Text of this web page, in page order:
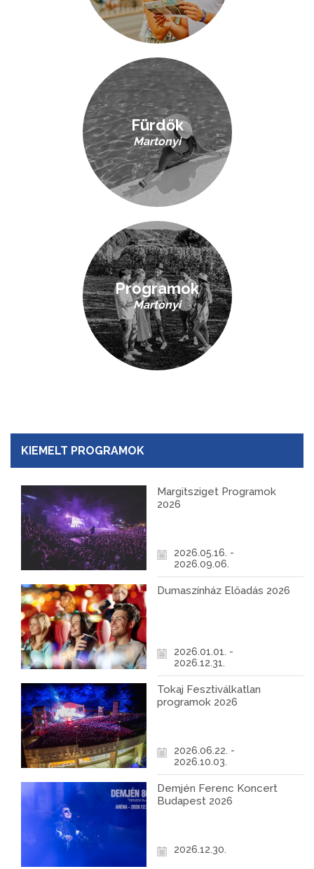
KIEMELT PROGRAMOK
Margitsziget Programok
2026
2026.05.16. -
2026.09.06.
Dumaszínház Előadás 2026
2026.01.01. -
2026.12.31.
Tokaj Fesztiválkatlan
programok 2026
2026.06.22. -
2026.10.03.
Demjén Ferenc Koncert
Budapest 2026
2026.12.30.
Fürdők
Martonyi
Programok
Martonyi